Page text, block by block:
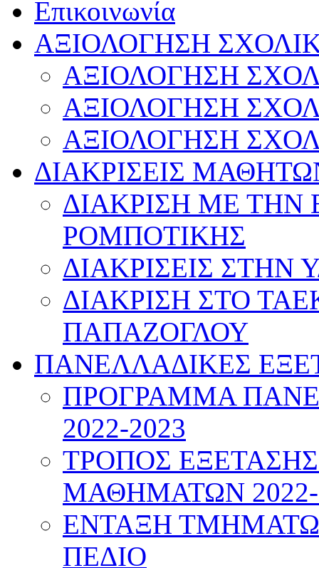
Επικοινωνία
ΑΞΙΟΛΟΓΗΣΗ
ΑΞΙΟΛΟΓΗΣΗ
ΑΞΙΟΛΟΓΗΣΗ
ΑΞΙΟΛΟΓΗΣΗ
ΔΙΑΚΡΙΣΕΙΣ
ΔΙΑΚΡΙΣΗ ΜΕ
ΡΟΜΠΟΤΙΚΗΣ
ΔΙΑΚΡΙΣΕΙΣ ΣΤΗΝ
ΔΙΑΚΡΙΣΗ ΣΤΟ
ΠΑΠΑΖΟΓΛΟΥ
ΠΑΝΕΛΛΑΔΙΚΕΣ
ΠΡΟΓΡΑΜΜΑ
2022-2023
ΤΡΟΠΟΣ
ΜΑΘΗΜΑΤΩΝ 2022-
ΕΝΤΑΞΗ
ΠΕΔΙΟ